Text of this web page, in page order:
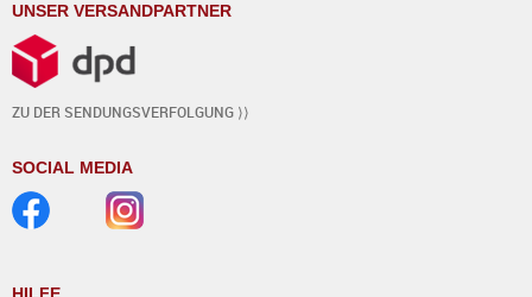
UNSER VERSANDPARTNER
ZU DER SENDUNGSVERFOLGUNG ⟩⟩
SOCIAL MEDIA